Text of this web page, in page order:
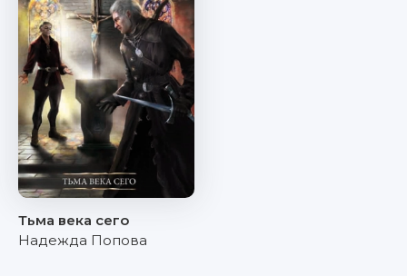
Тьма века сего
Надежда Попова